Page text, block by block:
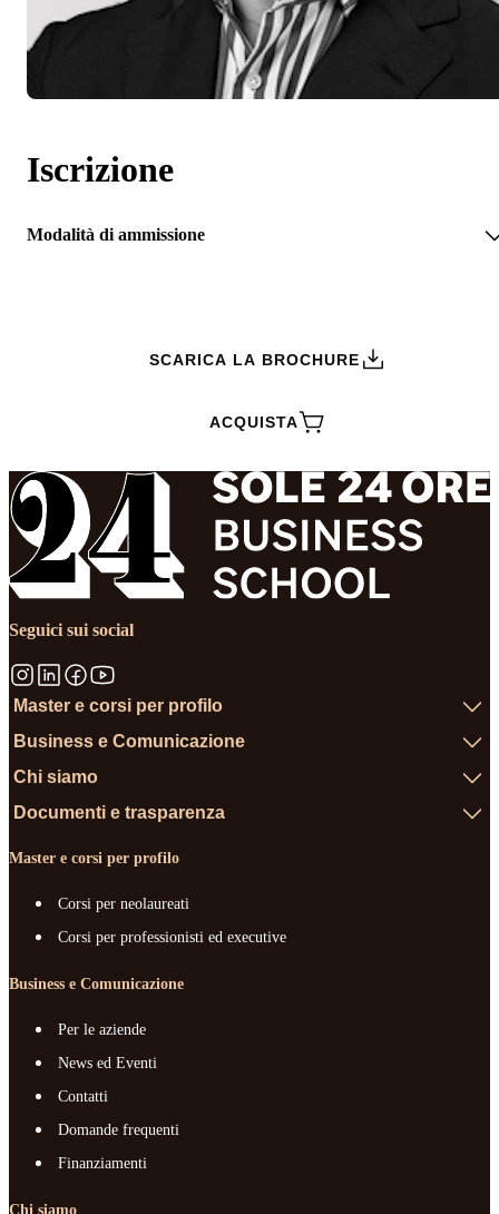
Iscrizione
Modalità di ammissione
SCARICA LA BROCHURE
ACQUISTA
Seguici sui social
Master e corsi per profilo
Business e Comunicazione
Chi siamo
Documenti e trasparenza
Master e corsi per profilo
Corsi per neolaureati
Corsi per professionisti ed executive
Business e Comunicazione
Per le aziende
News ed Eventi
Contatti
Domande frequenti
Finanziamenti
Chi siamo